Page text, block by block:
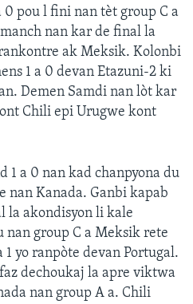
pou l fini nan tèt group C a
nan kar de final la
ak Meksik. Kolonbi
1 a 0 devan Etazuni-2 ki
Demen Samdi nan lòt kar
Chili epi Urugwe kont
1 a 0 nan kad chanpyona du
nan Kanada. Ganbi kapab
la akondisyon li kale
nan group C a Meksik rete
yo ranpòte devan Portugal.
dechoukaj la apre viktwa
nan group A a. Chili